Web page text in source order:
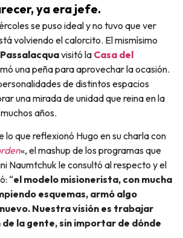
ya era jefe.
volviendo el calorcito. El mismísimo
visitó la Casa del
una peña para aprovechar la ocasión.
de distintos espacios
una mirada de unidad que reina en la
años.
lo que reflexionó Hugo en su charla con
«, el mashup de los programas que
Naumtchuk le consultó al respecto y el
“el modelo misionerista, con mucha
esquemas, armó algo
Nuestra visión es trabajar
la gente, sin importar de dónde